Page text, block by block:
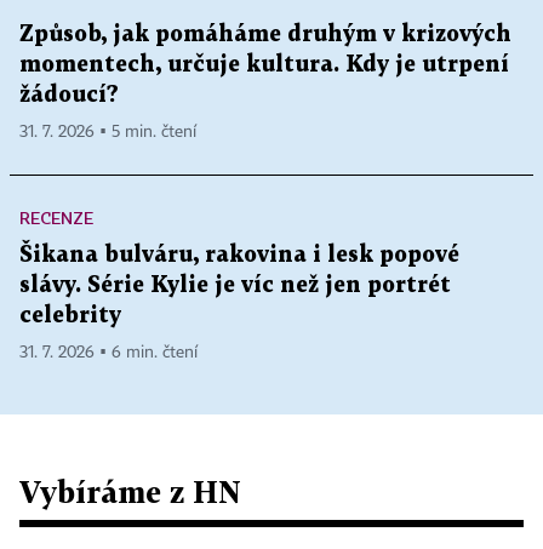
Způsob, jak pomáháme druhým v krizových
momentech, určuje kultura. Kdy je utrpení
žádoucí?
31. 7. 2026 ▪ 5 min. čtení
RECENZE
Šikana bulváru, rakovina i lesk popové
slávy. Série Kylie je víc než jen portrét
celebrity
31. 7. 2026 ▪ 6 min. čtení
Vybíráme z HN